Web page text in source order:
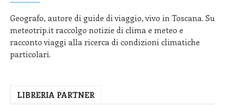
Geografo, autore di guide di viaggio, vivo in Toscana. Su
meteotrip.it raccolgo notizie di clima e meteo e
racconto viaggi alla ricerca di condizioni climatiche
particolari.
LIBRERIA PARTNER